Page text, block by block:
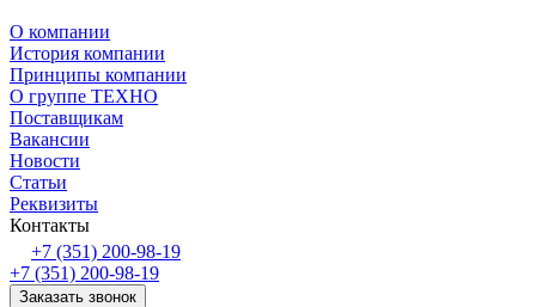
О компании
История компании
Принципы компании
О группе ТЕХНО
Поставщикам
Вакансии
Новости
Статьи
Реквизиты
Контакты
+7 (351) 200-98-19
+7 (351) 200-98-19
Заказать звонок